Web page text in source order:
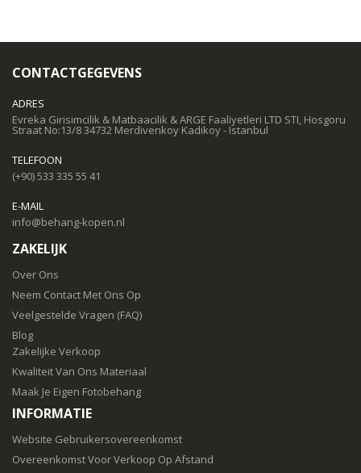
CONTACTGEGEVENS
ADRES
Evreka Girisimcilik & Matbaacilik & ARGE Faaliyetleri LTD STI, Hosgoru
Straat No:13/8 34732 Merdivenkoy Kadikoy - Istanbul
TELEFOON
(+90) 533 335 55 41
E-MAIL
info@behang-kopen.nl
ZAKELIJK
Over Ons
Neem Contact Met Ons Op
Veelgestelde Vragen (FAQ)
Blog
Zakelijke Verkoop
Kwaliteit Van Ons Materiaal
Maak Je Eigen Fotobehang
INFORMATIE
Website Gebruikersovereenkomst
Overeenkomst Voor Verkoop Op Afstand